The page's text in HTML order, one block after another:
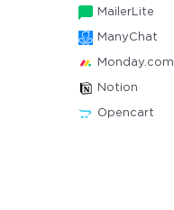
MailerLite
ManyChat
Monday.com
Notion
Opencart